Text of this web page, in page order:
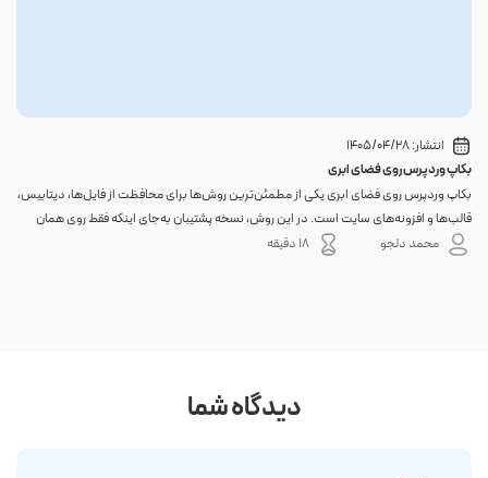
انتشار:1405/04/28
بکاپ وردپرس روی فضای ابری
بکاپ وردپرس روی فضای ابری یکی از مطمئن‌ترین روش‌ها برای محافظت از فایل‌ها، دیتابیس،
قالب‌ها و افزونه‌های سایت است. در این روش، نسخه پشتیبان به‌جای اینکه فقط روی همان
هاست اصلی باقی بماند، به یک فضای جداگانه منتقل می‌شود؛ بنابراین خرابی سرور، هک
محمد دلجو 18 دقیقه
دیدگاه شما